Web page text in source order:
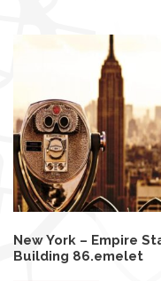
New York – Empire
Building 86.emelet